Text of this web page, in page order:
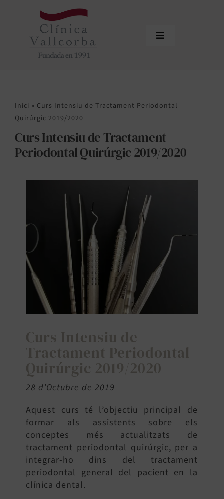
Toggle
Equip professional
Tractaments
Actualitat
Sol·licitar cita
Àrea de profesionals
FOR:
Inici » Curs Intensiu de Tractament Periodontal
Quirúrgic 2019/2020
Curs Intensiu de Tractament
Periodontal Quirúrgic 2019/2020
Curs Intensiu de
Tractament Periodontal
Quirúrgic 2019/2020
28 d’Octubre de 2019
Aquest curs té l’objectiu principal de
formar als assistents sobre els
conceptes més actualitzats de
tractament periodontal quirúrgic, per a
integrar-ho dins del tractament
periodontal general del pacient en la
clínica dental.